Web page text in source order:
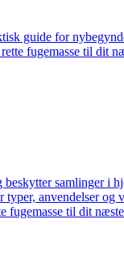
guide for
fugemasse til dit
beskytter samlinger i
anvendelser og
fugemasse til dit